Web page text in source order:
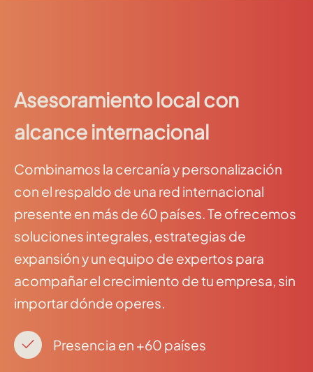
Asesoramiento local con
alcance internacional
Combinamos la cercanía y personalización
con el respaldo de una red internacional
presente en más de 60 países. Te ofrecemos
soluciones integrales, estrategias de
expansión y un equipo de expertos para
acompañar el crecimiento de tu empresa, sin
importar dónde operes.
Presencia en +60 países